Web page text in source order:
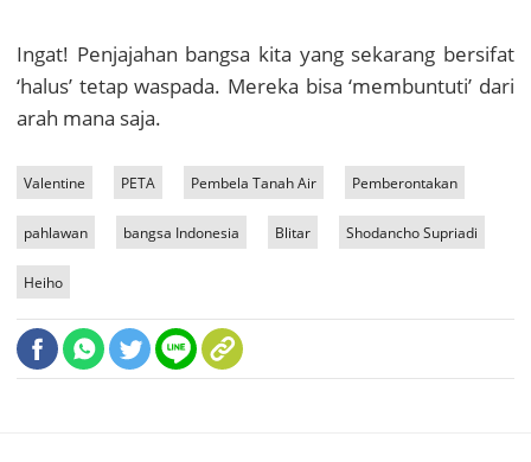
Ingat! Penjajahan bangsa kita yang sekarang bersifat
‘halus’ tetap waspada. Mereka bisa ‘membuntuti’ dari
arah mana saja.
Valentine PETA Pembela Tanah Air Pemberontakan
pahlawan bangsa Indonesia Blitar Shodancho Supriadi
Heiho